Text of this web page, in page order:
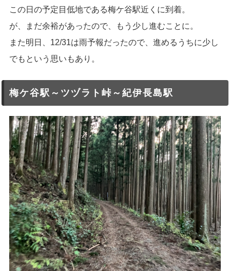
この日の予定目低地である梅ケ谷駅近くに到着。
が、まだ余裕があったので、もう少し進むことに。
また明日、12/31は雨予報だったので、進めるうちに少し
でもという思いもあり。
梅ケ谷駅～ツヅラト峠～紀伊長島駅